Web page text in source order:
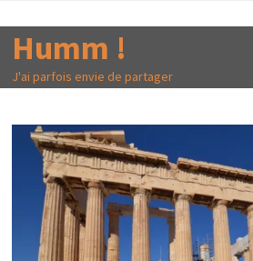
au
contenu
Humm !
J'ai parfois envie de partager